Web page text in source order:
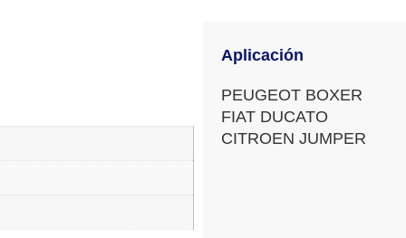
Aplicación
PEUGEOT BOXER
FIAT DUCATO
CITROEN JUMPER